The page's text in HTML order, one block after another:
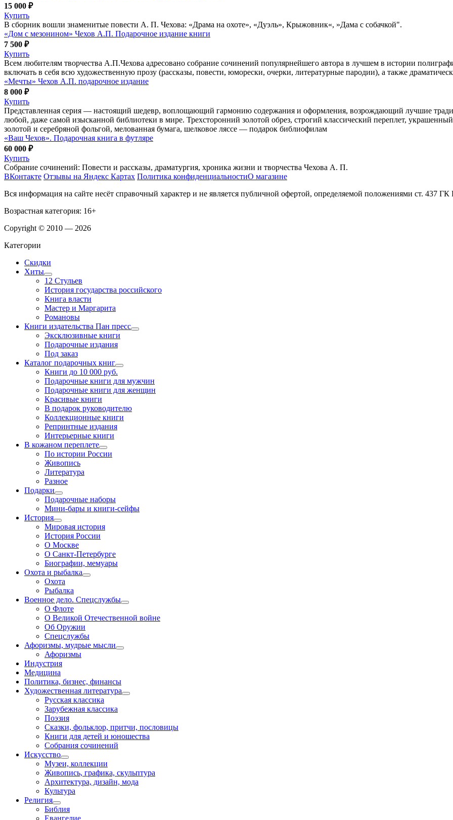
15 000 ₽
Купить
В сборник вошли знаменитые повести А. П. Чехова: «Драма на охоте», «Дуэль», Крыжовник«, »Дама с собачкой".
«Дом с мезонином» Чехов А.П. Подарочное издание книги
7 500 ₽
Купить
Всем любителям творчества А.П.Чехова адресовано собрание сочинений популярнейшего автора в лучшем в истории
включать в себя всю художественную прозу (рассказы, повести, юморески, очерки, литературные пародии), а также
«Мечты» Чехов А.П. подарочное издание
8 000 ₽
Купить
Представленная серия — настоящий шедевр, воплощающий гармонию содержания и оформления, возрождающий лучшие
любой, даже самой изысканной библиотеки в мире. Трехсторонний золотой обрез, строгий классический переплет,
золотой и серебряной фольгой, мелованная бумага, шелковое ляссе — подарок библиофилам
«Ваш Чехов». Подарочная книга в футляре
60 000 ₽
Купить
Собрание сочинений: Повести и рассказы, драматургия, хроника жизни и творчества Чехова А. П.
ВКонтакте Отзывы на Яндекс Картах Политика конфиденциальностиО магазине
Вся информация на сайте несёт справочный характер и не является публичной офертой, определяемой положениями ст. 437
Возрастная категория: 16+
Copyright © 2010 — 2026
Категории
Скидки
Хиты
12 Стульев
История государства российского
Книга власти
Мастер и Маргарита
Романовы
Книги издательства Пан пресс
Эксклюзивные книги
Подарочные издания
Под заказ
Каталог подарочных книг
Книги до 10 000 руб.
Подарочные книги для мужчин
Подарочные книги для женщин
Красивые книги
В подарок руководителю
Коллекционные книги
Репринтные издания
Интерьерные книги
В кожаном переплете
По истории России
Живопись
Литература
Разное
Подарки
Подарочные наборы
Мини-бары и книги-сейфы
История
Мировая история
История России
О Москве
О Санкт-Петербурге
Биографии, мемуары
Охота и рыбалка
Охота
Рыбалка
Военное дело. Спецслужбы
О Флоте
О Великой Отечественной войне
Об Оружии
Спецслужбы
Афоризмы, мудрые мысли
Афоризмы
Индустрия
Медицина
Политика, бизнес, финансы
Художественная литература
Русская классика
Зарубежная классика
Поэзия
Сказки, фольклор, притчи, пословицы
Книги для детей и юношества
Собрания сочинений
Искусство
Музеи, коллекции
Живопись, графика, скульптура
Архитектура, дизайн, мода
Культура
Религия
Библия
Евангелие